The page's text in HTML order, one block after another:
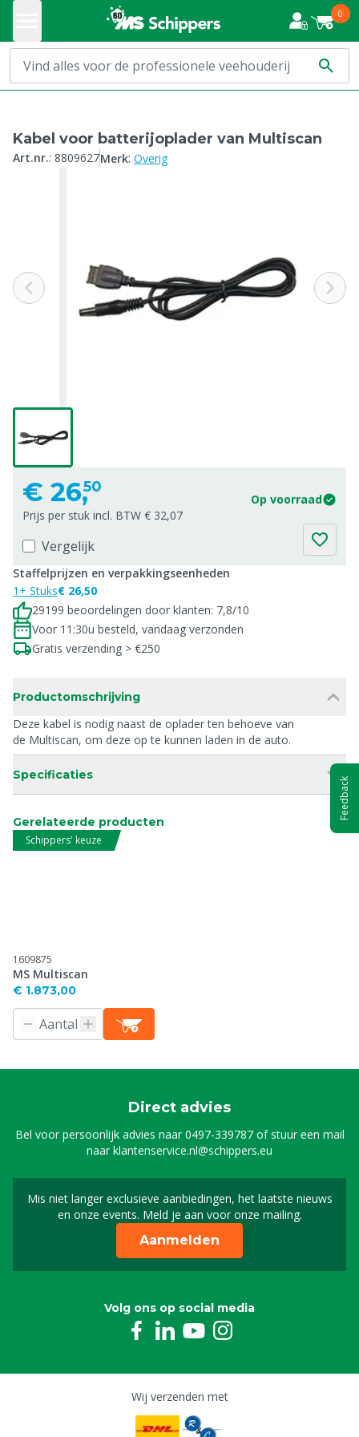
0
Kabel voor batterijoplader van Multiscan
Art.nr.: 8809627Merk: Overig
€ 26,50
Op voorraad
Prijs per stuk incl. BTW € 32,07
Vergelijk
Staffelprijzen en verpakkingseenheden
1+ Stuks€ 26,50
29199 beoordelingen door klanten: 7,8/10
Voor 11:30u besteld, vandaag verzonden
Gratis verzending > €250
Productomschrijving
Deze kabel is nodig naast de oplader ten behoeve van
de Multiscan, om deze op te kunnen laden in de auto.
Specificaties
Gerelateerde producten
Schippers' keuze
1609875
MS Multiscan
€ 1.873,00
Direct advies
Bel voor persoonlijk advies naar0497-339787of stuur een mail
naarklantenservice.nl@schippers.eu
Mis niet langer exclusieve aanbiedingen, het laatste nieuws
en onze events. Meld je aan voor onze mailing.
Schrijf je in voor onze
Aanmelden
Volg ons op social media
Wij verzenden met
Feedback